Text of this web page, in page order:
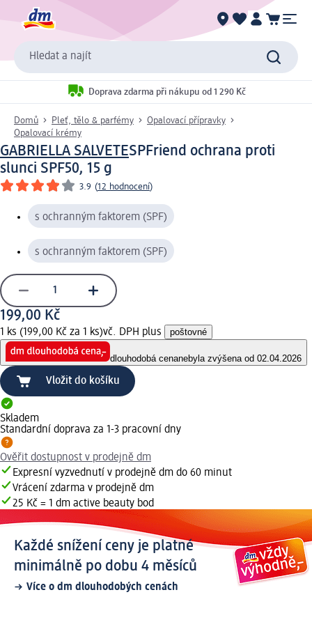
Hledat a najít
Doprava zdarma při nákupu od 1 290 Kč
Domů Pleť, tělo & parfémy
Opalovací přípravky
Opalovací krémy
GABRIELLA SALVETESPFriend ochrana proti
slunci SPF50, 15 g
3.9 (12 hodnocení)
s ochranným faktorem (SPF)
s ochranným faktorem (SPF)
199,00 Kč
1 ks (199,00 Kč za 1 ks)vč. DPH plus poštovné
dlouhodobá cenanebyla zvýšena od 02.04.2026
Vložit do košíku
Skladem
Standardní doprava za 1-3 pracovní dny
Ověřit dostupnost v prodejně dm
Expresní vyzvednutí v prodejně dm do 60 minut
Vrácení zdarma v prodejně dm
25 Kč = 1 dm active beauty bod
Každé snížení ceny je platné
minimálně po dobu 4 měsíců
Více o dm dlouhodobých cenách